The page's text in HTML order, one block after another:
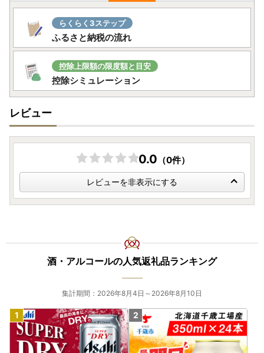
らくらく3ステップ
ふるさと納税の流れ
控除上限額の限度額と目安
控除シミュレーション
レビュー
0.0 （0件）
レビューを非表示にする
酒・アルコールの人気返礼品ランキング
集計期間：2026年8月4日～2026年8月10日